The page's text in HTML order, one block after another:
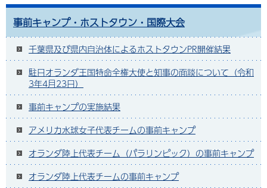
事前キャンプ・ホストタウン・国際大会
千葉県及び県内自治体によるホストタウンPR開催結果
駐日オランダ王国特命全権大使と知事の面談について（令和
3年4月23日）
事前キャンプの実施結果
アメリカ水球女子代表チームの事前キャンプ
オランダ陸上代表チーム（パラリンピック）の事前キャンプ
オランダ陸上代表チームの事前キャンプ